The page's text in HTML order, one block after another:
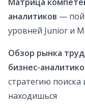
аналитиков —
уровней Junior и
Обзор рынка
бизнес-
стратегию
находишься